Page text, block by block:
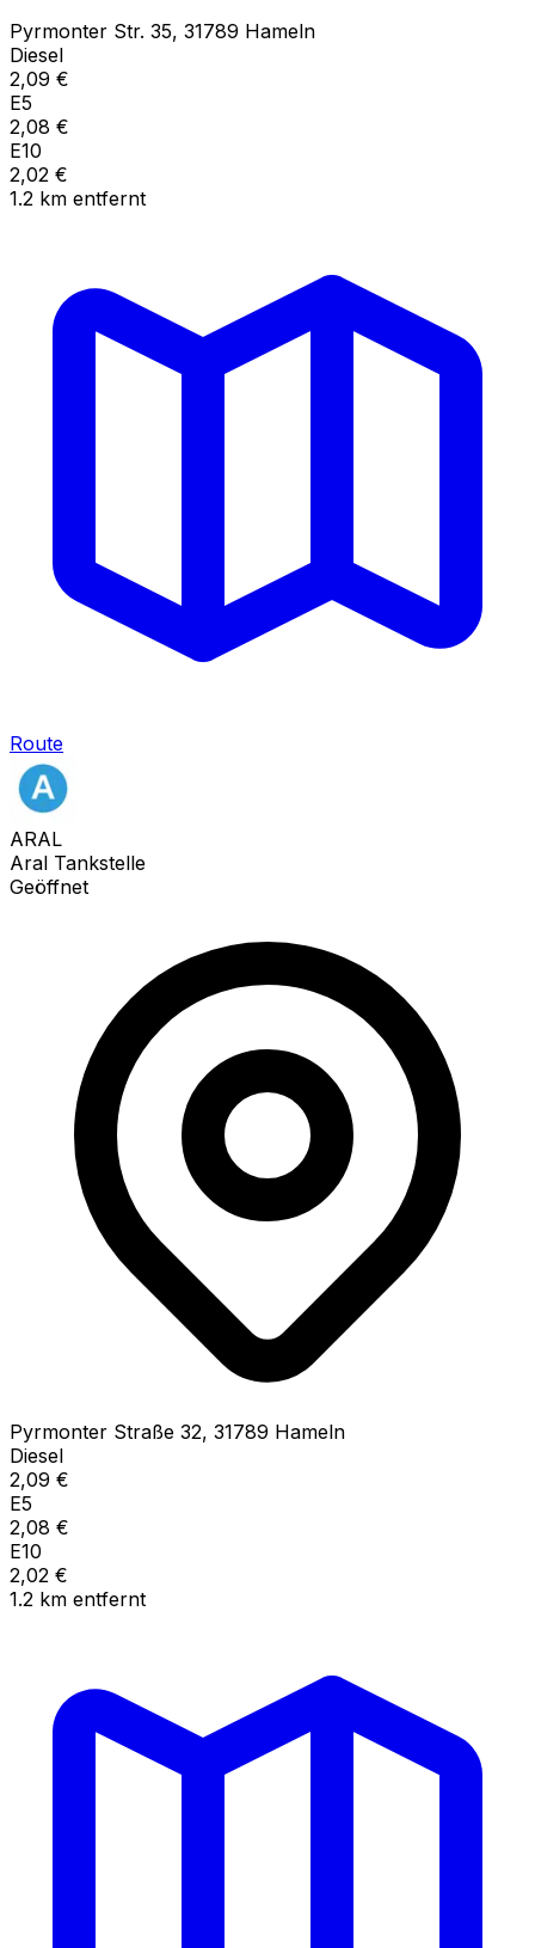
Pyrmonter Str. 35, 31789 Hameln
Diesel
2,09 €
E5
2,08 €
E10
2,02 €
1.2 km entfernt
Route
ARAL
Aral Tankstelle
Geöffnet
Pyrmonter Straße 32, 31789 Hameln
Diesel
2,09 €
E5
2,08 €
E10
2,02 €
1.2 km entfernt